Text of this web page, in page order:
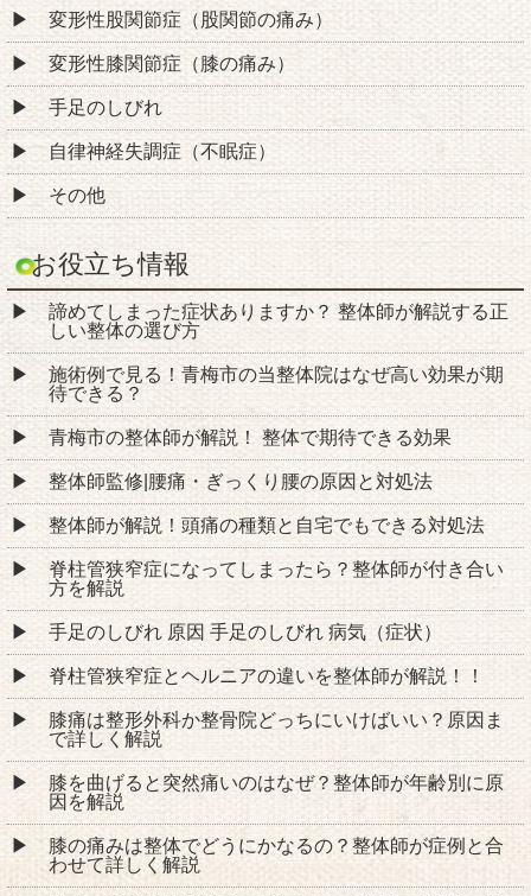
変形性股関節症（股関節の痛み）
変形性膝関節症（膝の痛み）
手足のしびれ
自律神経失調症（不眠症）
その他
お役立ち情報
諦めてしまった症状ありますか？ 整体師が解説する正
しい整体の選び方
施術例で見る！青梅市の当整体院はなぜ高い効果が期
待できる？
青梅市の整体師が解説！ 整体で期待できる効果
整体師監修|腰痛・ぎっくり腰の原因と対処法
整体師が解説！頭痛の種類と自宅でもできる対処法
脊柱管狭窄症になってしまったら？整体師が付き合い
方を解説
手足のしびれ 原因 手足のしびれ 病気（症状）
脊柱管狭窄症とヘルニアの違いを整体師が解説！！
膝痛は整形外科か整骨院どっちにいけばいい？原因ま
で詳しく解説
膝を曲げると突然痛いのはなぜ？整体師が年齢別に原
因を解説
膝の痛みは整体でどうにかなるの？整体師が症例と合
わせて詳しく解説